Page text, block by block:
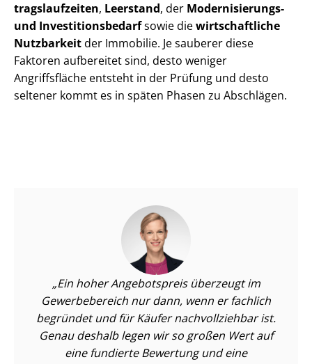
trags­lauf­zei­ten, Leerstand, der Modernisierungs-
und In­ves­ti­ti­ons­be­darfsowie diewirtschaftliche
Nutzbarkeitder Immobilie. Je sauberer diese
Faktoren aufbereitet sind, desto weniger
Angriffsfläche entsteht in der Prüfung und desto
seltener kommt es in späten Phasen zu Abschlägen.
Ein hoher Angebotspreis überzeugt im
Gewerbebereich nur dann, wenn er fachlich
begründet und für Käufer nachvollziehbar ist.
Genau deshalb legen wir so großen Wert auf
eine fundierte Bewertung und eine